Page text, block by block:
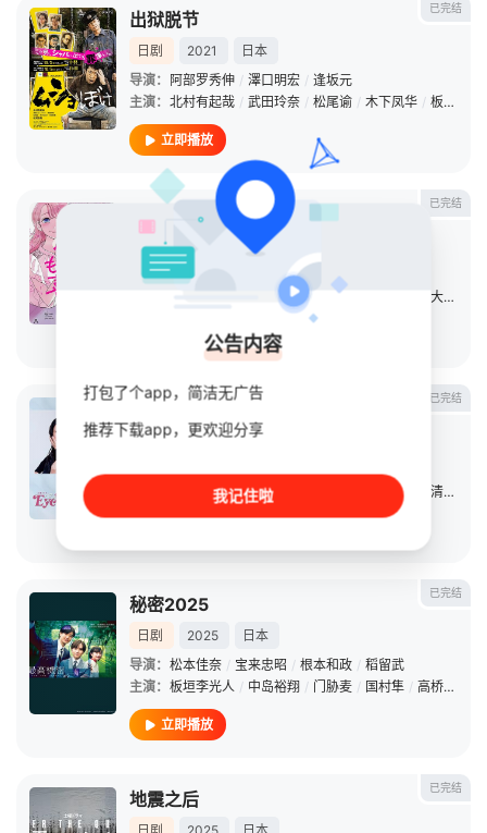
已完结
出狱脱节
日剧 2021
日本
导演： 阿部罗秀伸 / 澤口明宏 / 逢坂元
主演： 北村有起哉 / 武田玲奈 / 松尾谕 / 木下凤华 / 板尾创路
立即播放
已完结
稍微有点纷争的话我很乐意！
日剧 2023
日本
导演：高桥朋广 八重樫風雅 /
渡邉裕也
犬饲贵丈 / 北野日奈子 大谷麻衣
立即播放
已完结
日剧 2024
日本
导演：冈本伸吾 / 福田亮介 / 加藤亚季子
二阶堂富美 / 蔡钟协 山下美月 清水寻也
已完结
秘密2025
日剧 2025
日本
导演： 松本佳奈 / 宝来忠昭 / 根本和政 / 稻留武
主演： 板垣李光人 / 中岛裕翔 / 门胁麦 / 国村隼 / 高桥努
立即播放
已完结
地震之后
公告内容
打包了个app，简洁无广告
推荐下载app，更欢迎分享
我记住啦